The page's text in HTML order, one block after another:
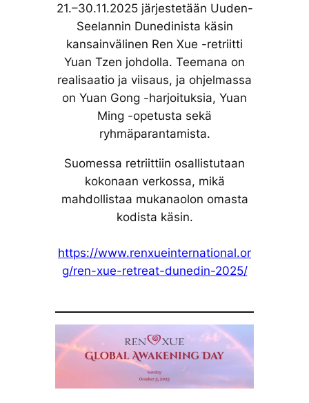
21.–30.11.2025 järjestetään Uuden-
Seelannin Dunedinista käsin
kansainvälinen Ren Xue -retriitti
Yuan Tzen johdolla. Teemana on
realisaatio ja viisaus, ja ohjelmassa
on Yuan Gong -harjoituksia, Yuan
Ming -opetusta sekä
ryhmäparantamista.
Suomessa retriittiin osallistutaan
kokonaan verkossa, mikä
mahdollistaa mukanaolon omasta
kodista käsin.
https://www.renxueinternational.or
g/ren-xue-retreat-dunedin-2025/